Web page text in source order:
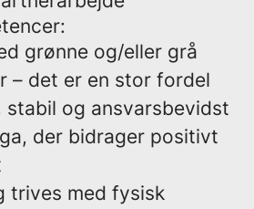
grønne og/eller grå
– det er en stor fordel
stabil og ansvarsbevidst
der bidrager positivt
trives med fysisk